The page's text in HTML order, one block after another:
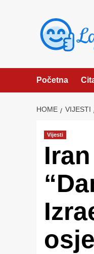
Početna
HOME VIJESTI
Vijesti